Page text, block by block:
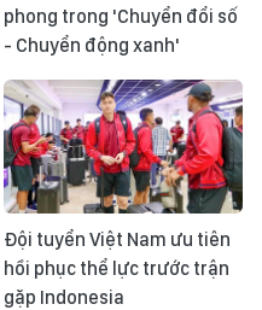
phong trong 'Chuyển đổi số
- Chuyển động xanh'
Đội tuyển Việt Nam ưu tiên
hồi phục thể lực trước trận
gặp Indonesia